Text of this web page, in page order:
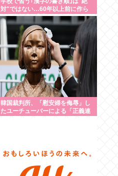
対"ではない…60年以上前に作ら
れた文部省の｢手びき｣が基準とな
ったワケ
韓国裁判所、「慰安婦を侮辱」し
たユーチューバーによる「正義連